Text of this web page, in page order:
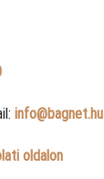
info@bagnet.hu
oldalon